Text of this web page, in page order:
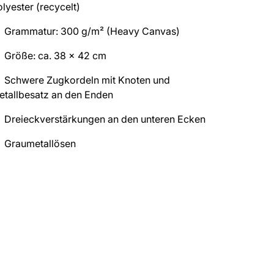
(recycelt)
Grammatur: 300 g/m² (Heavy Canvas)
Größe: ca. 38 x 42 cm
Schwere Zugkordeln mit Knoten und
an den Enden
Dreieckverstärkungen an den unteren Ecken
Graumetallösen